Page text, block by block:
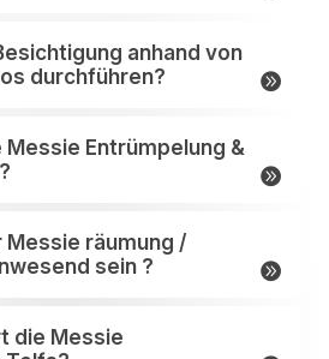
anhand von
durchführen?
Entrümpelung &
Messie räumung /
sein ?
die Messie